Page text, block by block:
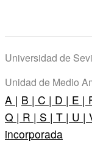
Universidad de
Unidad de Medio
A | B | C | D | E |
Q | R | S | T | U |
incorporada